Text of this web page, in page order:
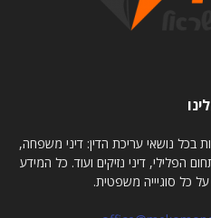
בכל נושאי עריכת הדין: דיני משפחה,
הפלילי, דיני נזיקים ועוד. כל המידע
כל סוגיייה משפטית.